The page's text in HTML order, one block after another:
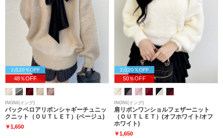
2点20％OFF
48％OFF
INGNI(イング)
バックベロアリボンシャギーチュニッ
クニット（ＯＵＴＬＥＴ）(ベージュ)
￥1,650
2点20％OFF
50％OFF
INGNI(イング)
肩リボンワンショルフェザーニット
（ＯＵＴＬＥＴ）(オフホワイト/オフ
ホワイト)
￥1,650